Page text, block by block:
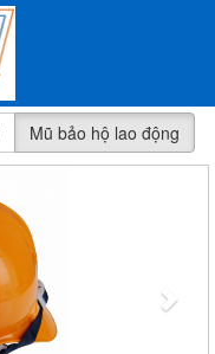
Mũ bảo hộ lao động